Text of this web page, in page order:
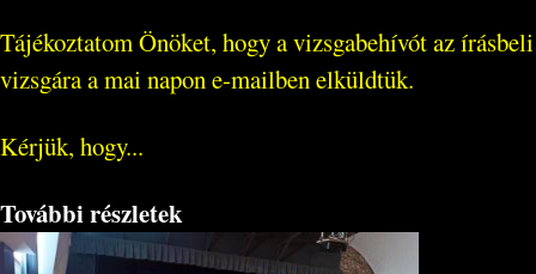
Tájékoztatom Önöket, hogy a vizsgabehívót az írásbeli
vizsgára a mai napon e-mailben elküldtük.
Kérjük, hogy...
További részletek